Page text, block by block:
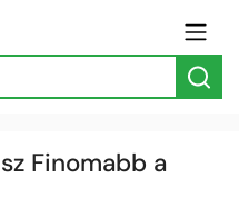
Finomabb a